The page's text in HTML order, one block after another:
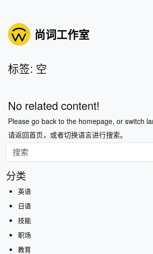
尚词工作室
标签: 空
No related content!
Please go back to the homepage, or switch
请返回首页，或者切换语言进行搜索。
分类
英语
日语
技能
职场
教育